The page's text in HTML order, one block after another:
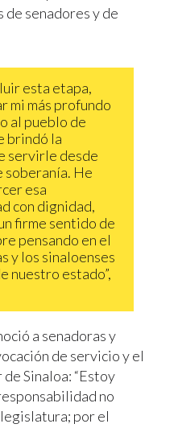
de senadores y de
esta etapa,
mi más profundo
al pueblo de
brindó la
servirle desde
soberanía. He
esa
con dignidad,
firme sentido de
pensando en el
y los sinaloenses
nuestro estado”,
a senadoras y
de servicio y el
Sinaloa: “Estoy
no
por el